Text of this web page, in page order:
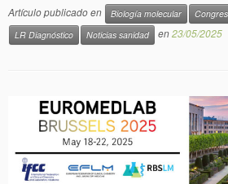
Artículo publicado en Biología molecular
LR Diagnóstico
Noticias sanidad en23/05/2025